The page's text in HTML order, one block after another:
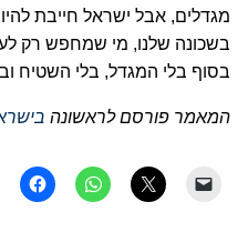
מגדלים, אבל ישראל חייבת
בשכונה שלנו, מי שמחפש רק
בסוף בלי המגדל, בלי השטיח
המאמר פורסם לראשונה